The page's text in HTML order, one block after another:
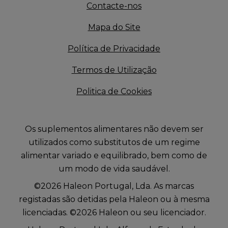
Contacte-nos
Mapa do Site
Política de Privacidade
Termos de Utilização
Politica de Cookies
Os suplementos alimentares não devem ser
utilizados como substitutos de um regime
alimentar variado e equilibrado, bem como de
um modo de vida saudável.
©2026 Haleon Portugal, Lda. As marcas
registadas são detidas pela Haleon ou à mesma
licenciadas. ©2026 Haleon ou seu licenciador.